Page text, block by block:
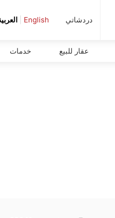
دردشاتي English
عقار للبيع خدمات